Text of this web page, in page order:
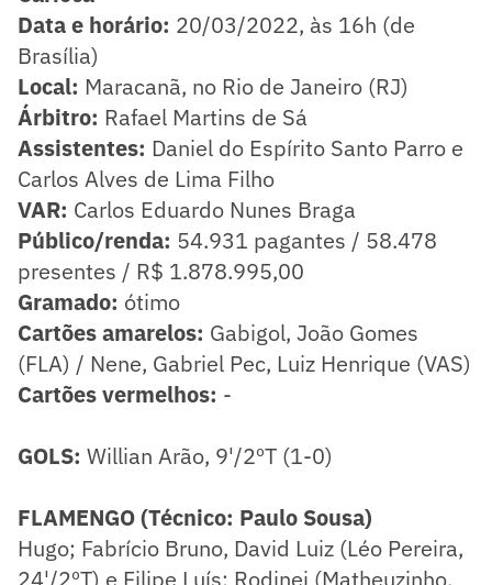
Data e horário: 20/03/2022, às 16h (de
Brasília)
Local: Maracanã, no Rio de Janeiro (RJ)
Árbitro: Rafael Martins de Sá
Assistentes: Daniel do Espírito Santo Parro e
Carlos Alves de Lima Filho
VAR: Carlos Eduardo Nunes Braga
Público/renda: 54.931 pagantes / 58.478
presentes / R$ 1.878.995,00
Gramado: ótimo
Cartões amarelos: Gabigol, João Gomes
(FLA) / Nene, Gabriel Pec, Luiz Henrique (VAS)
Cartões vermelhos: -
GOLS: Willian Arão, 9'/2ºT (1-0)
FLAMENGO (Técnico: Paulo Sousa)
Hugo; Fabrício Bruno, David Luiz (Léo Pereira,
24'/2ºT) e Filipe Luís; Rodinei (Matheuzinho,